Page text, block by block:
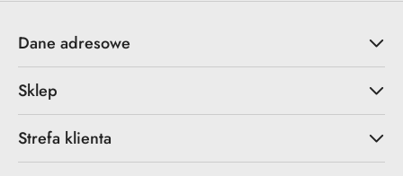
Dane adresowe
Sklep
Strefa klienta